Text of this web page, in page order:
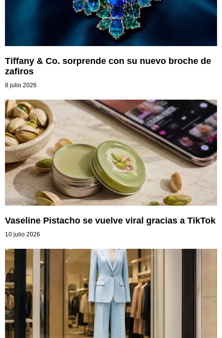
Tiffany & Co. sorprende con su nuevo broche de
zafiros
8 julio 2026
Vaseline Pistacho se vuelve viral gracias a TikTok
10 julio 2026